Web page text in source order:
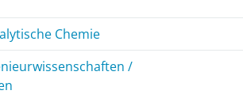
Chemie
/